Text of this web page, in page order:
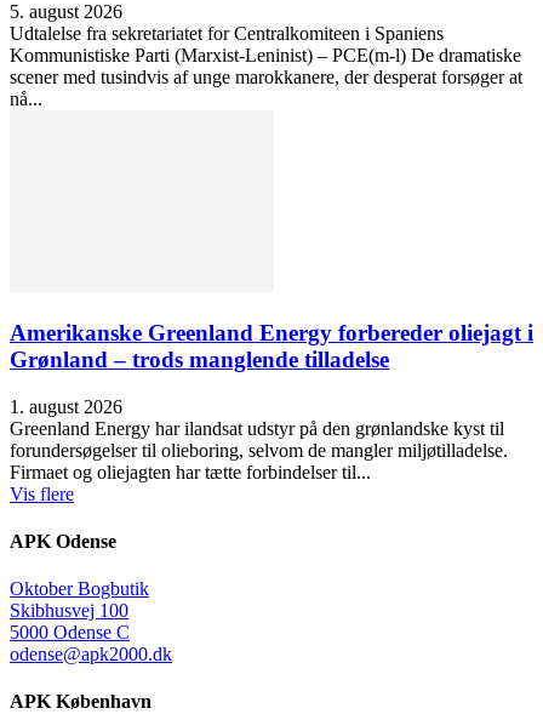
5. august 2026
Udtalelse fra sekretariatet for Centralkomiteen i Spaniens
Kommunistiske Parti (Marxist-Leninist) – PCE(m-l) De dramatiske
scener med tusindvis af unge marokkanere, der desperat forsøger at
nå...
Amerikanske Greenland Energy forbereder oliejagt i
Grønland – trods manglende tilladelse
1. august 2026
Greenland Energy har ilandsat udstyr på den grønlandske kyst til
forundersøgelser til olieboring, selvom de mangler miljøtilladelse.
Firmaet og oliejagten har tætte forbindelser til...
Vis flere
APK Odense
Oktober Bogbutik
Skibhusvej 100
5000 Odense C
odense@apk2000.dk
APK København